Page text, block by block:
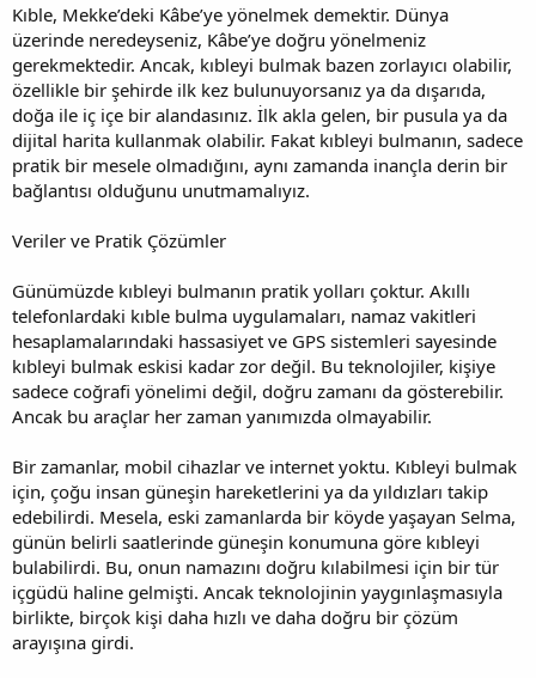
Kıble, Mekke’deki Kâbe’ye yönelmek demektir. Dünya
üzerinde neredeyseniz, Kâbe’ye doğru yönelmeniz
gerekmektedir. Ancak, kıbleyi bulmak bazen zorlayıcı olabilir,
özellikle bir şehirde ilk kez bulunuyorsanız ya da dışarıda,
doğa ile iç içe bir alandasınız. İlk akla gelen, bir pusula ya da
dijital harita kullanmak olabilir. Fakat kıbleyi bulmanın, sadece
pratik bir mesele olmadığını, aynı zamanda inançla derin bir
bağlantısı olduğunu unutmamalıyız.
Veriler ve Pratik Çözümler
Günümüzde kıbleyi bulmanın pratik yolları çoktur. Akıllı
telefonlardaki kıble bulma uygulamaları, namaz vakitleri
hesaplamalarındaki hassasiyet ve GPS sistemleri sayesinde
kıbleyi bulmak eskisi kadar zor değil. Bu teknolojiler, kişiye
sadece coğrafi yönelimi değil, doğru zamanı da gösterebilir.
Ancak bu araçlar her zaman yanımızda olmayabilir.
Bir zamanlar, mobil cihazlar ve internet yoktu. Kıbleyi bulmak
için, çoğu insan güneşin hareketlerini ya da yıldızları takip
edebilirdi. Mesela, eski zamanlarda bir köyde yaşayan Selma,
günün belirli saatlerinde güneşin konumuna göre kıbleyi
bulabilirdi. Bu, onun namazını doğru kılabilmesi için bir tür
içgüdü haline gelmişti. Ancak teknolojinin yaygınlaşmasıyla
birlikte, birçok kişi daha hızlı ve daha doğru bir çözüm
arayışına girdi.